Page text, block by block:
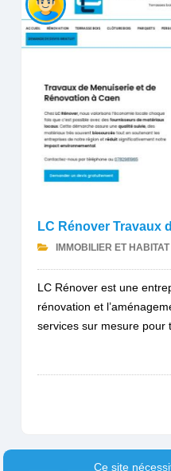
LC Rénover Travaux
IMMOBILIER ET HABITAT
LC Rénover est une
rénovation et
services sur mesure pour
Ce site